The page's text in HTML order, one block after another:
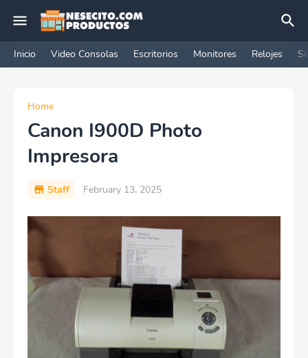
Inicio Video Consolas Escritorios Monitores Relojes
Home
Canon I900D Photo
Impresora
Staff February 13, 2025